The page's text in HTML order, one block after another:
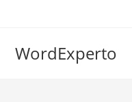
WordExperto